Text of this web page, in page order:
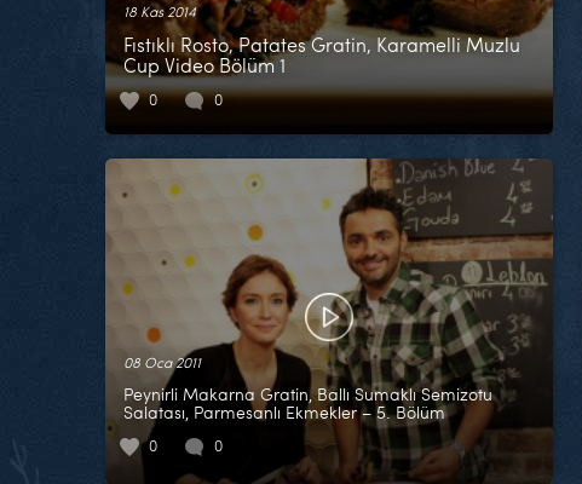
18 Kas 2014
Fıstıklı Rosto, Patates Gratin, Karamelli Muzlu
Cup Video Bölüm 1
0 0
08 Oca 2011
Peynirli Makarna Gratin, Ballı Sumaklı Semizotu
Salatası, Parmesanlı Ekmekler – 5. Bölüm
0 0